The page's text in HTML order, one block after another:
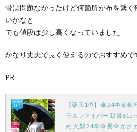
骨は問題なかったけど何箇所か布を繋
いかなと
でも値段は少し高くなっていました
かなり丈夫で長く使えるのでおすすめで
PR
【楽天1位】傘 24本骨傘
ラスファイバー 親骨
め 大型 24本傘 長傘 かさ